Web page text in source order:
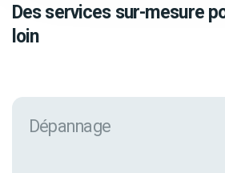
Des services sur-mesure
loin
Dépannage